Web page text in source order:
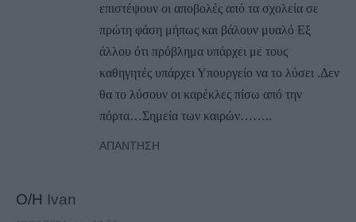
επιστέψουν οι αποβολές από τα σχολεία σε
πρώτη φάση μήπως και βάλουν μυαλό Εξ
άλλου ότι πρόβλημα υπάρχει με τους
καθηγητές υπάρχει Υπουργείο να το λύσει .Δεν
θα το λύσουν οι καρέκλες πίσω από την
πόρτα…Σημεία των καιρών……..
ΑΠΆΝΤΗΣΗ
Ο/Η Ivan